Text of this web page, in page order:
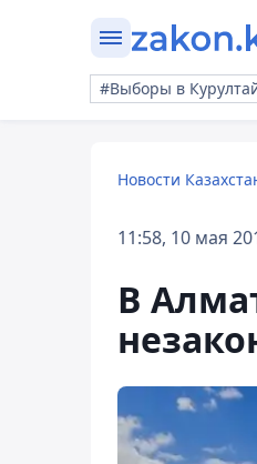
#Выборы в
Новости
11:58, 10 мая
В